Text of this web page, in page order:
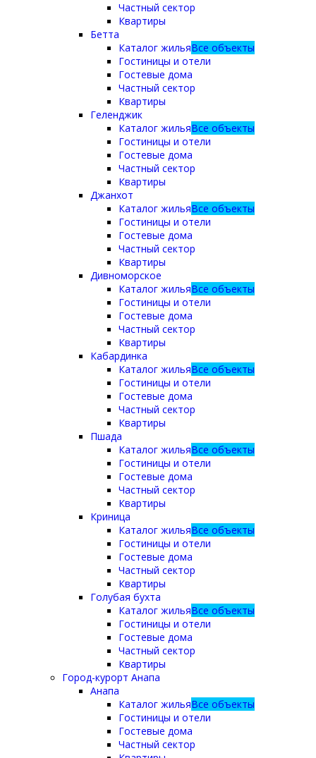
Частный сектор
Квартиры
Бетта
Каталог жильяВсе объекты
Гостиницы и отели
Гостевые дома
Частный сектор
Квартиры
Геленджик
Каталог жильяВсе объекты
Гостиницы и отели
Гостевые дома
Частный сектор
Квартиры
Джанхот
Каталог жильяВсе объекты
Гостиницы и отели
Гостевые дома
Частный сектор
Квартиры
Дивноморское
Каталог жильяВсе объекты
Гостиницы и отели
Гостевые дома
Частный сектор
Квартиры
Кабардинка
Каталог жильяВсе объекты
Гостиницы и отели
Гостевые дома
Частный сектор
Квартиры
Пшада
Каталог жильяВсе объекты
Гостиницы и отели
Гостевые дома
Частный сектор
Квартиры
Криница
Каталог жильяВсе объекты
Гостиницы и отели
Гостевые дома
Частный сектор
Квартиры
Голубая бухта
Каталог жильяВсе объекты
Гостиницы и отели
Гостевые дома
Частный сектор
Квартиры
Город-курорт Анапа
Анапа
Каталог жильяВсе объекты
Гостиницы и отели
Гостевые дома
Частный сектор